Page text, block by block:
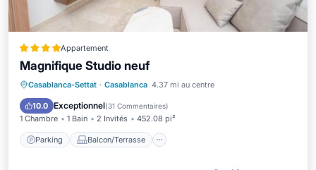
Appartement
Magnifique Studio neuf
Casablanca-Settat · Casablanca 4.37 mi au centre
10.0 Exceptionnel(31 Commentaires)
1 Chambre 1 Bain 2 Invités 452.08 pi²
Parking Balcon/Terrasse
Parking
Balcon/Terrasse
Climatisation
Internet